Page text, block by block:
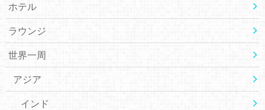
ホテル
ラウンジ
世界一周
アジア
インド